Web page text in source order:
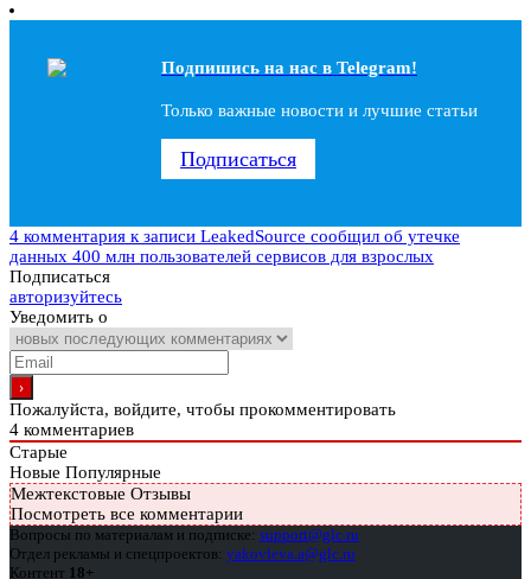
Подпишись на наc в Telegram!
Только важные новости и лучшие статьи
Подписаться
4 комментария к записи LeakedSource сообщил об утечке
данных 400 млн пользователей сервисов для взрослых
Подписаться
авторизуйтесь
Уведомить о
Пожалуйста, войдите, чтобы прокомментировать
4 комментариев
Старые
Новые Популярные
Межтекстовые Отзывы
Посмотреть все комментарии
Вопросы по материалам и подписке: support@glc.ru
Отдел рекламы и спецпроектов: yakovleva.a@glc.ru
Контент 18+